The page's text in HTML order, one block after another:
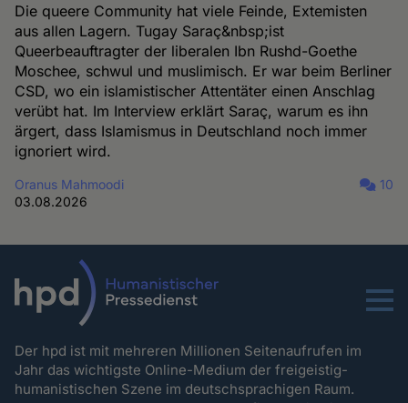
Die queere Community hat viele Feinde, Extemisten
aus allen Lagern. Tugay Saraç&nbsp;ist
Queerbeauftragter der liberalen Ibn Rushd-Goethe
Moschee, schwul und muslimisch. Er war beim Berliner
CSD, wo ein islamistischer Attentäter einen Anschlag
verübt hat. Im Interview erklärt Saraç, warum es ihn
ärgert, dass Islamismus in Deutschland noch immer
ignoriert wird.
Oranus Mahmoodi
03.08.2026
10
Menu
Der hpd ist mit mehreren Millionen Seitenaufrufen im
Jahr das wichtigste Online-Medium der freigeistig-
humanistischen Szene im deutschsprachigen Raum.